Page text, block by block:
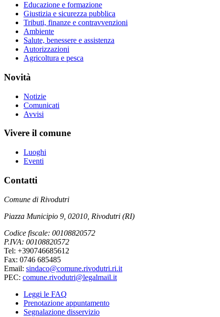
Educazione e formazione
Giustizia e sicurezza pubblica
Tributi, finanze e contravvenzioni
Ambiente
Salute, benessere e assistenza
Autorizzazioni
Agricoltura e pesca
Novità
Notizie
Comunicati
Avvisi
Vivere il comune
Luoghi
Eventi
Contatti
Comune di Rivodutri
Piazza Municipio 9, 02010, Rivodutri (RI)
Codice fiscale: 00108820572
P.IVA: 00108820572
Tel: +390746685612
Fax: 0746 685485
Email: sindaco@comune.rivodutri.ri.it
PEC: comune.rivodutri@legalmail.it
Leggi le FAQ
Prenotazione appuntamento
Segnalazione disservizio